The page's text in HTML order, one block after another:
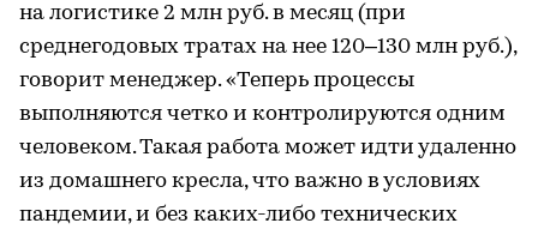
на логистике 2 млн руб. в месяц (при
среднегодовых тратах на нее 120–130 млн руб.),
говорит менеджер. «Теперь процессы
выполняются четко и контролируются одним
человеком. Такая работа может идти удаленно
из домашнего кресла, что важно в условиях
пандемии, и без каких-либо технических